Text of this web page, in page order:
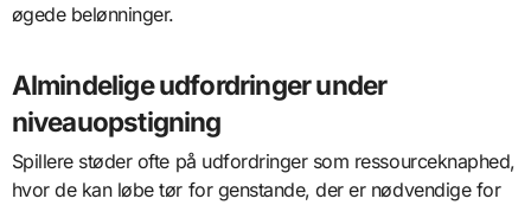
øgede belønninger.
Almindelige udfordringer under
niveauopstigning
Spillere støder ofte på udfordringer som ressourceknaphed,
hvor de kan løbe tør for genstande, der er nødvendige for